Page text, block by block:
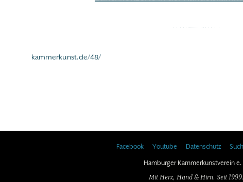
kammerkunst.de/48/
Facebook Youtube Datenschutz
Hamburger Kammerkunstverein e.
Mit Herz, Hand & Hirn. Seit 1999.